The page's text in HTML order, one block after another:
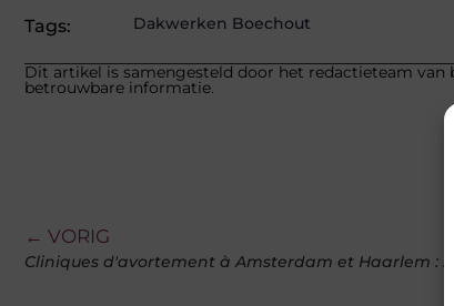
Tags: Dakwerken Boechout
Dit artikel is samengesteld door het redactieteam
betrouwbare informatie.
← VORIG